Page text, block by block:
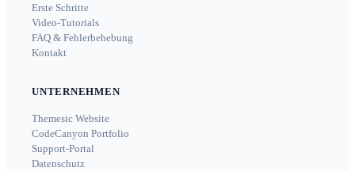
Erste Schritte
Video-Tutorials
FAQ & Fehlerbehebung
Kontakt
UNTERNEHMEN
Themesic Website
CodeCanyon Portfolio
Support-Portal
Datenschutz